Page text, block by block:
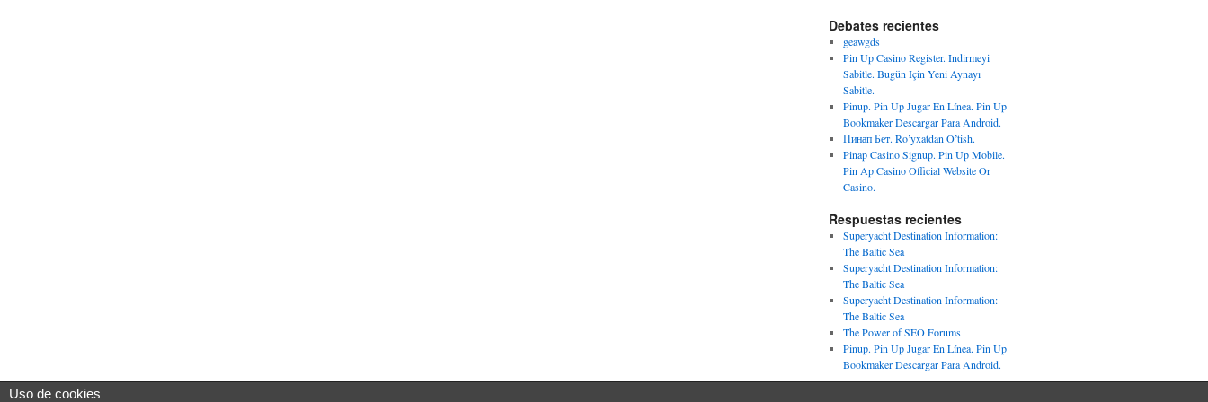
Debates recientes
geawgds
Pin Up Casino Register. Indirmeyi
Sabitle. Bugün Için Yeni Aynayı
Sabitle.
Pinup. Pin Up Jugar En Línea. Pin Up
Bookmaker Descargar Para Android.
Пинап Бет. Ro’yxatdan O’tish.
Pinap Casino Signup. Pin Up Mobile.
Pin Ap Casino Official Website Or
Casino.
Respuestas recientes
Superyacht Destination Information:
The Baltic Sea
Superyacht Destination Information:
The Baltic Sea
Superyacht Destination Information:
The Baltic Sea
The Power of SEO Forums
Pinup. Pin Up Jugar En Línea. Pin Up
Bookmaker Descargar Para Android.
Uso de cookies